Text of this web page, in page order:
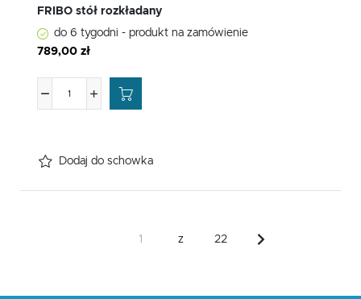
FRIBO stół rozkładany
do 6 tygodni - produkt na zamówienie
789,00 zł
Dodaj do schowka
z 22